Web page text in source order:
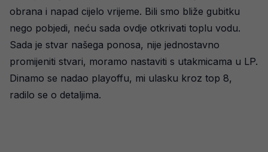
obrana i napad cijelo vrijeme. Bili smo bliže gubitku
nego pobjedi, neću sada ovdje otkrivati toplu vodu.
Sada je stvar našega ponosa, nije jednostavno
promijeniti stvari, moramo nastaviti s utakmicama u LP.
Dinamo se nadao playoffu, mi ulasku kroz top 8,
radilo se o detaljima.